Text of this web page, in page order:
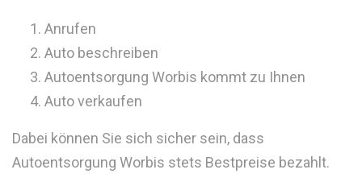
Anrufen
Auto beschreiben
Autoentsorgung Worbis kommt zu Ihnen
Auto verkaufen
Dabei können Sie sich sicher sein, dass
Autoentsorgung Worbis stets Bestpreise bezahlt.